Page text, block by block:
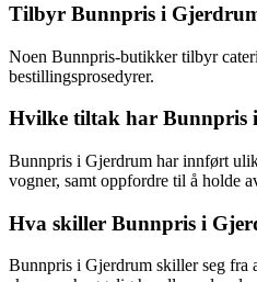
Tilbyr Bunnpris i
Noen Bunnpris-butikker tilbyr
bestillingsprosedyrer.
Hvilke tiltak har Bunnpris
Bunnpris i Gjerdrum har innført
vogner, samt oppfordre til å holde
Hva skiller Bunnpris i
Bunnpris i Gjerdrum skiller seg fra